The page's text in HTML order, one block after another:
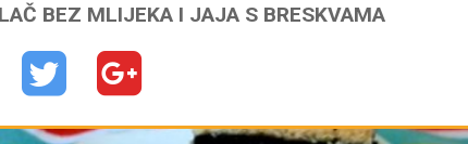
BEZ MLIJEKA I JAJA S BRESKVAMA